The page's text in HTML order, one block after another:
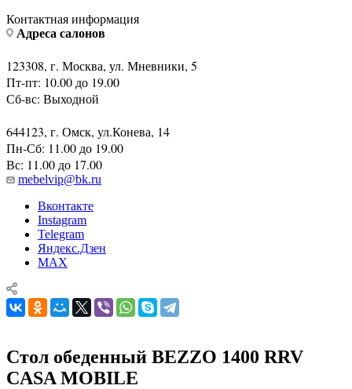
Контактная информация
Адреса салонов
123308, г. Москва, ул. Мневники, 5
Пт-пт: 10.00 до 19.00
Сб-вс: Выходной
644123, г. Омск, ул.Конева, 14
Пн-Сб: 11.00 до 19.00
Вс: 11.00 до 17.00
mebelvip@bk.ru
Вконтакте
Instagram
Telegram
Яндекс.Дзен
MAX
Стол обеденный BEZZO 1400 RRV
CASA MOBILE